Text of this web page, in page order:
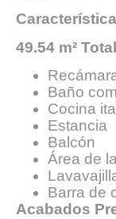
49.54 m²
Baño
Cocina
Estancia
Balcón
Área de
Barra de
Acabados